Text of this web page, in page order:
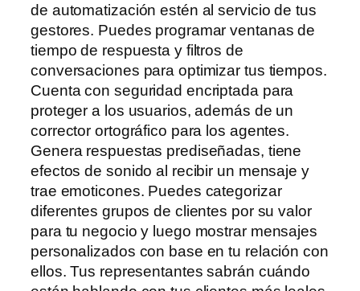
de automatización estén al servicio de tus
gestores. Puedes programar ventanas de
tiempo de respuesta y filtros de
conversaciones para optimizar tus tiempos.
Cuenta con seguridad encriptada para
proteger a los usuarios, además de un
corrector ortográfico para los agentes.
Genera respuestas prediseñadas, tiene
efectos de sonido al recibir un mensaje y
trae emoticones. Puedes categorizar
diferentes grupos de clientes por su valor
para tu negocio y luego mostrar mensajes
personalizados con base ​​en tu relación con
ellos. Tus representantes sabrán cuándo